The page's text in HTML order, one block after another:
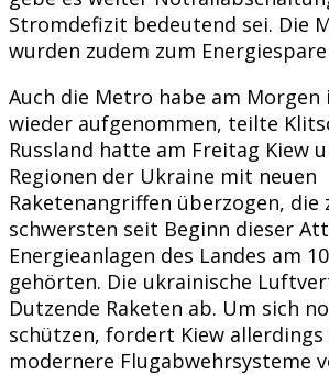
Stromdefizit bedeutend sei. Die
wurden zudem zum
Auch die Metro habe am
wieder aufgenommen, teilte
Russland hatte am Freitag Kiew
Regionen der Ukraine mit neuen
Raketenangriffen überzogen, die
schwersten seit Beginn dieser
Energieanlagen des Landes am
gehörten. Die ukrainische
Dutzende Raketen ab. Um sich
schützen, fordert Kiew allerdings
modernere Flugabwehrsysteme